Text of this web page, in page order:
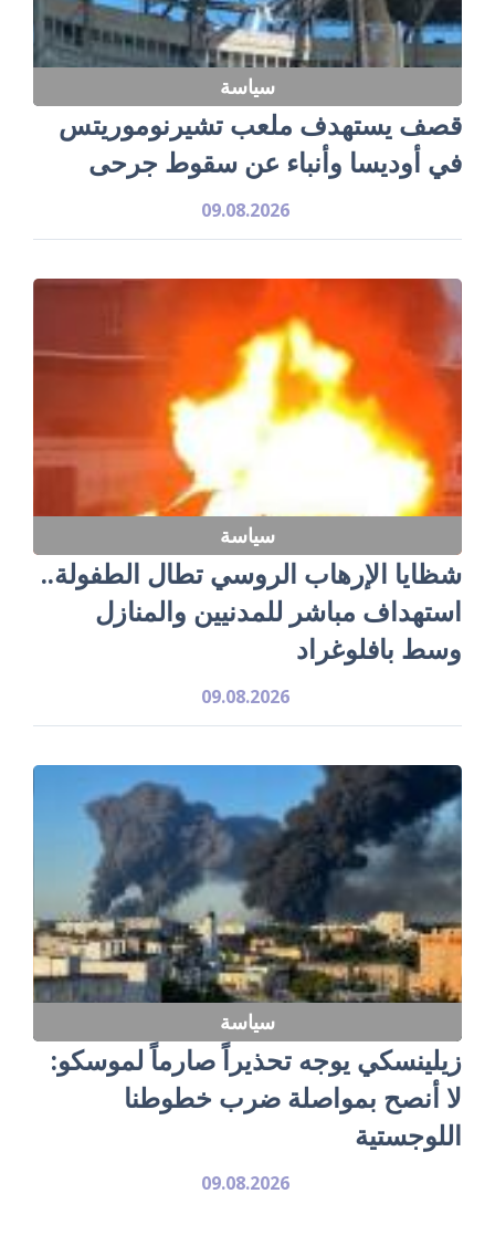
سياسة
قصف يستهدف ملعب تشيرنوموريتس
في أوديسا وأنباء عن سقوط جرحى
09.08.2026
سياسة
شظايا الإرهاب الروسي تطال الطفولة..
استهداف مباشر للمدنيين والمنازل
وسط بافلوغراد
09.08.2026
سياسة
زيلينسكي يوجه تحذيراً صارماً لموسكو:
لا أنصح بمواصلة ضرب خطوطنا
اللوجستية
09.08.2026